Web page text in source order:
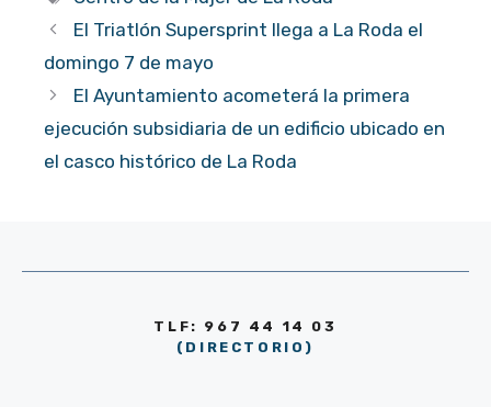
El Triatlón Supersprint llega a La Roda el
domingo 7 de mayo
El Ayuntamiento acometerá la primera
ejecución subsidiaria de un edificio ubicado en
el casco histórico de La Roda
TLF: 967 44 14 03
(DIRECTORIO)